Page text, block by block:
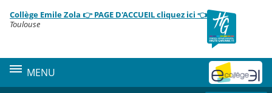
Menu de la rubrique
Contenu
Collège Emile Zola 👉 PAGE D'ACCUEIL cliquez ici 👈
Toulouse
MENU